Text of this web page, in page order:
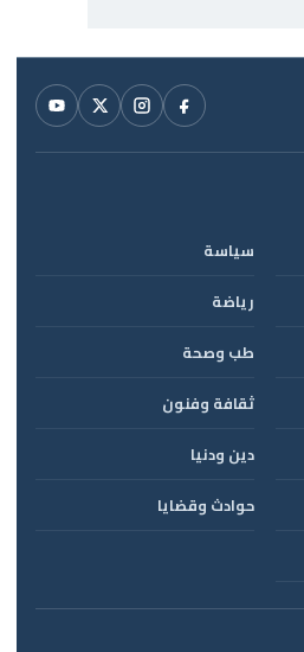
سياسة
رياضة
طب وصحة
ثقافة وفنون
دين ودنيا
حوادث وقضايا